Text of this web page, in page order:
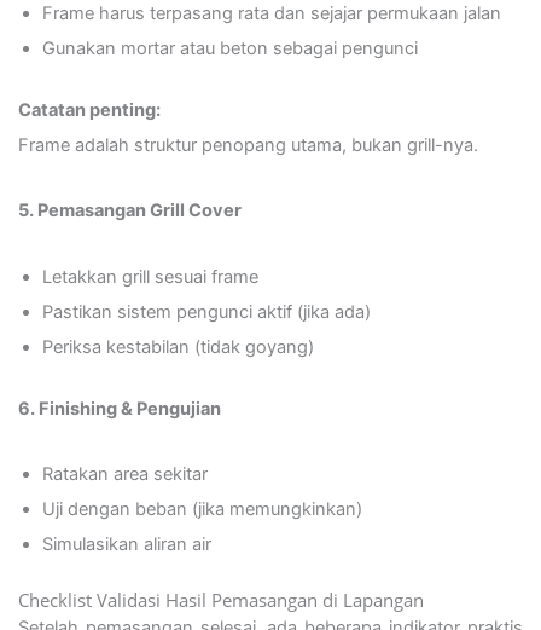
Frame harus terpasang rata dan sejajar permukaan jalan
Gunakan mortar atau beton sebagai pengunci
Catatan penting:
Frame adalah struktur penopang utama, bukan grill-nya.
5. Pemasangan Grill Cover
Letakkan grill sesuai frame
Pastikan sistem pengunci aktif (jika ada)
Periksa kestabilan (tidak goyang)
6. Finishing & Pengujian
Ratakan area sekitar
Uji dengan beban (jika memungkinkan)
Simulasikan aliran air
Checklist Validasi Hasil Pemasangan di Lapangan